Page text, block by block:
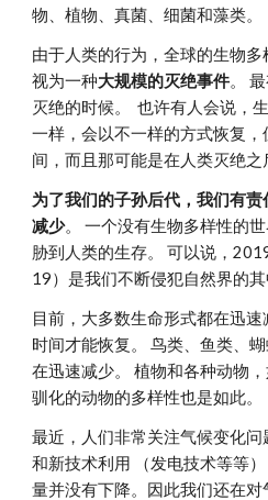
物、植物、真菌、细菌和藻类。
由于人类的行为，全球的生物多
视为一种大规模的灭绝事件。
灭绝的时候。 也许有人会说，
一样，会以不一样的方式恢复
间，而且那可能是在人类灭绝之
为了我们的子孙后代，我们有
减少。 一个没有生物多样性的
胁到人类的生存。 可以说，
19）是我们不断侵犯自然界的其
目前，大多数生命形式都在迅
时间才能恢复。 鸟类、鱼类、
在迅速减少。 植物和各种动物，
驯化的动物的多样性也是如此。
最近，人们非常关注气候变化
和新技术利用 （发电技术等等
量并没有下降。因此我们还在